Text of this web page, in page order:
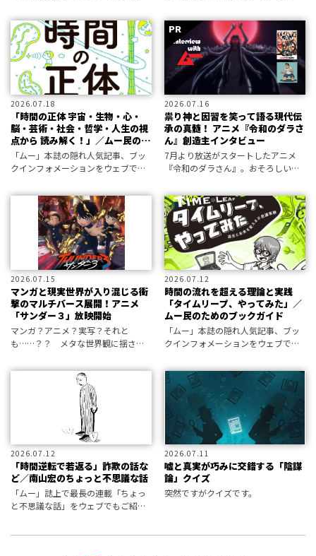
目の内容です。
れた。この記事を三上編集長が
MUTubeで解説。
2026.07.18
「時間の正体 宇宙・生物・心・
脳・芸術・社会・哲学・人生の視
点から 読み解く！」／ムー民のた
めのブックガイド
「ムー」本誌の隠れ人気記事、ブッ
クインフォメーションをウェブで公
をお届けします。
2026.07.16
祟り神と因習を笑って語る現代伝
承の真髄！ アニメ『令和のダラさ
ん』創造主インタビュー
7月より放送がスタートしたアニメ
『令和のダラさん』。おそろしい姿
神”をとりまく物語……なのだが、そ
こには読者を考察沼に引き入れる巧
妙な仕掛けが張り巡らされてい
た！？
2026.07.15
マンガと現実世界が入り混じる衝
撃のマルチバース展開！アニメ
「サンダー３」放映開始
マンガ？アニメ？実写？それと
も……？？ メタな世界観に揺さぶ
2026.07.12
時間の流れを超える理論と実践
「タイムリープ、やってみた」／
ムー民のためのブックガイド
「ムー」本誌の隠れ人気記事、ブッ
クインフォメーションをウェブで公
をお届けします。
2026.07.12
「時間逆転で若返る」詐欺の話な
ど／南山宏のちょっと不思議な話
「ムー」誌上で最長の連載「ちょっ
と不思議な話」をウェブでもご紹
2026.07.11
嘘と真実が巧みに交錯する「陰謀
論」クイズ
突然ですがクイズです。